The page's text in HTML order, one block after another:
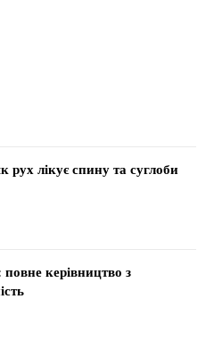
рух лікує спину та суглоби
повне керівництво з